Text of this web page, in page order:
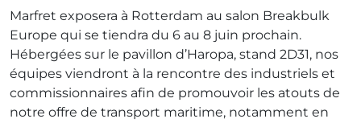
Marfret exposera à Rotterdam au salon Breakbulk
Europe qui se tiendra du 6 au 8 juin prochain.
Hébergées sur le pavillon d’Haropa, stand 2D31, nos
équipes viendront à la rencontre des industriels et
commissionnaires afin de promouvoir les atouts de
notre offre de transport maritime, notamment en